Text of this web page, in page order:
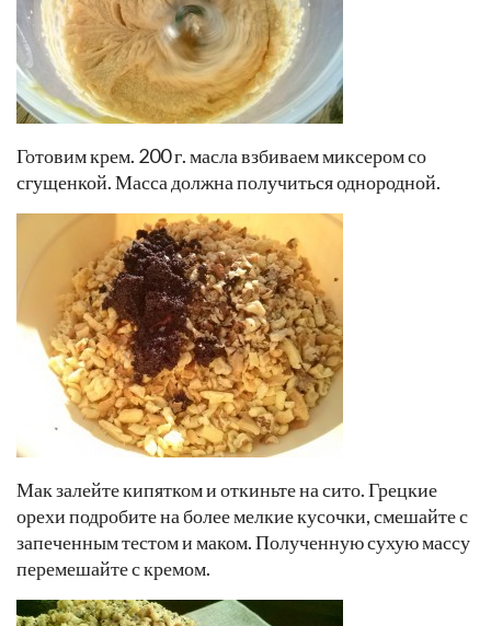
Готовим крем. 200 г. масла взбиваем миксером со
сгущенкой. Масса должна получиться однородной.
Мак залейте кипятком и откиньте на сито. Грецкие
орехи подробите на более мелкие кусочки, смешайте с
запеченным тестом и маком. Полученную сухую массу
перемешайте с кремом.